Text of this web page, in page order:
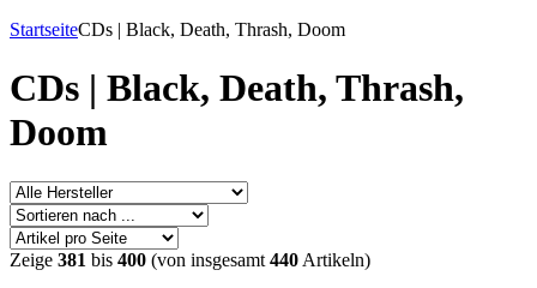
StartseiteCDs | Black, Death, Thrash, Doom
CDs | Black, Death, Thrash,
Doom
Zeige 381 bis 400 (von insgesamt 440 Artikeln)